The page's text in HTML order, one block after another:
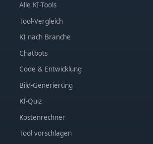
Alle KI-Tools
Tool-Vergleich
KI nach Branche
Chatbots
Code & Entwicklung
Bild-Generierung
KI-Quiz
Kostenrechner
Tool vorschlagen